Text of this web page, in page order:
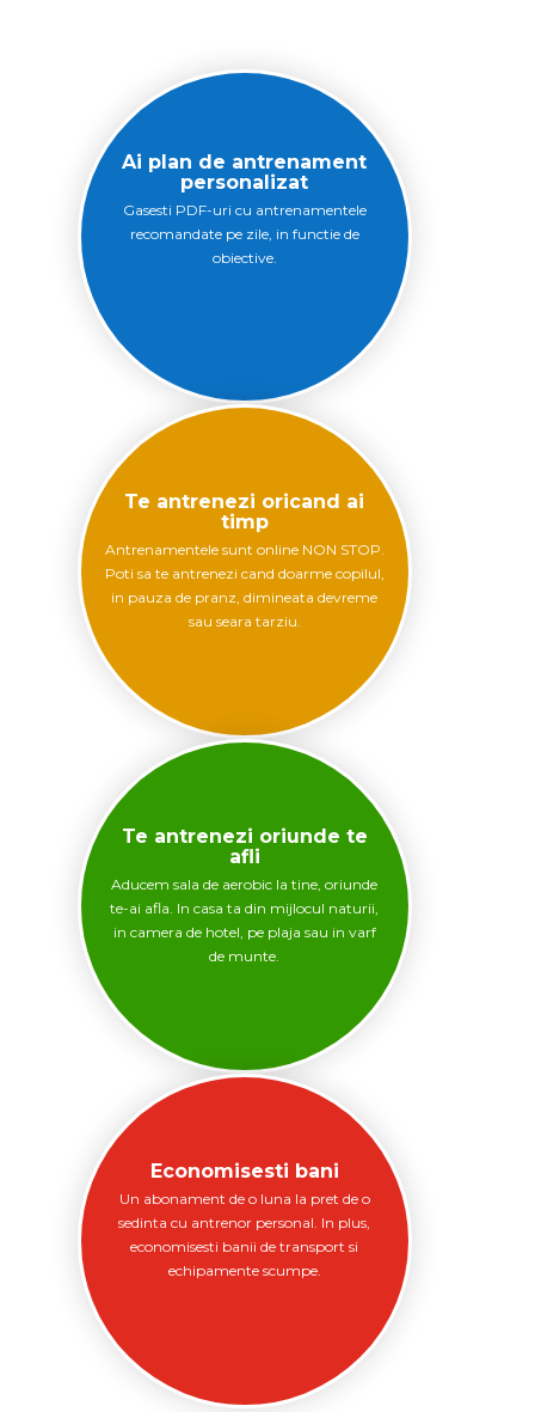
Ai plan de antrenament
personalizat
Gasesti PDF-uri cu antrenamentele
recomandate pe zile, in functie de
obiective.
Te antrenezi oricand ai
timp
Antrenamentele sunt online NON STOP.
Poti sa te antrenezi cand doarme copilul,
in pauza de pranz, dimineata devreme
sau seara tarziu.
Te antrenezi oriunde te
afli
Aducem sala de aerobic la tine, oriunde
te-ai afla. In casa ta din mijlocul naturii,
in camera de hotel, pe plaja sau in varf
de munte.
Economisesti bani
Un abonament de o luna la pret de o
sedinta cu antrenor personal. In plus,
economisesti banii de transport si
echipamente scumpe.